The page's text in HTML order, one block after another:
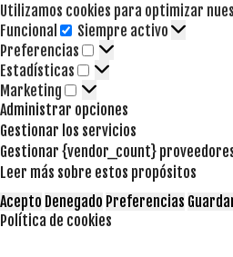
Utilizamos cookies para optimizar
Funcional
Funcional
Siempre activo
Preferencias
Preferencias
Estadísticas Estadísticas
Marketing Marketing
Administrar opciones
Gestionar los servicios
Gestionar {vendor_count}
Leer más sobre estos propósitos
Acepto Denegado Preferencias
Política de cookies